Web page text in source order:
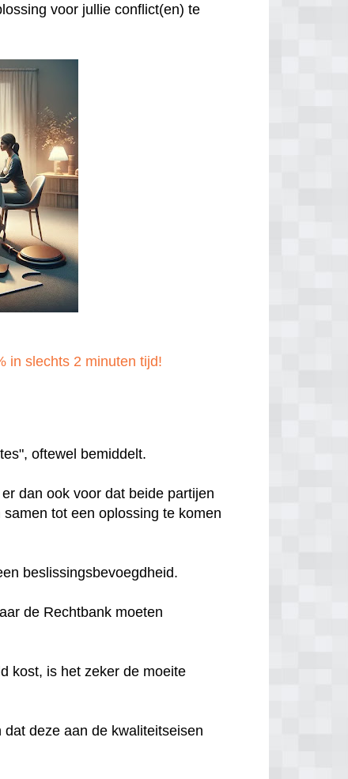
voor jullie conflict(en) te
in slechts 2 minuten tijd!
oftewel bemiddelt.
dan ook voor dat beide partijen
tot een oplossing te komen
beslissingsbevoegdheid.
de Rechtbank moeten
kost, is het zeker de moeite
deze aan de kwaliteitseisen